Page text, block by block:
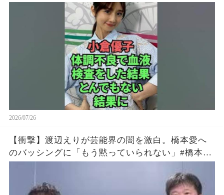
2026/07/26
【衝撃】渡辺えりが芸能界の闇を激白。橋本愛へ
のバッシングに「もう黙っていられない」#橋本愛